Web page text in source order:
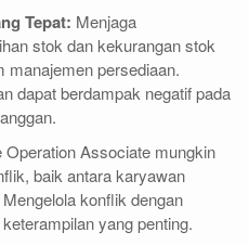
Tepat: Menjaga
stok dan kekurangan stok
manajemen persediaan.
dapat berdampak negatif pada
Operation Associate mungkin
baik antara karyawan
konflik dengan
yang penting.